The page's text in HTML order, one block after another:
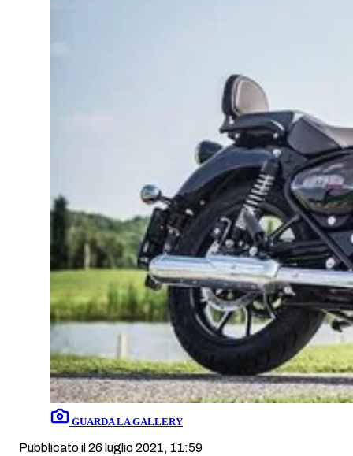
GUARDA LA GALLERY
Pubblicato il 26 luglio 2021, 11:59